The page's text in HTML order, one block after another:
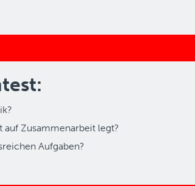
Zusammenarbeit legt?
Aufgaben?